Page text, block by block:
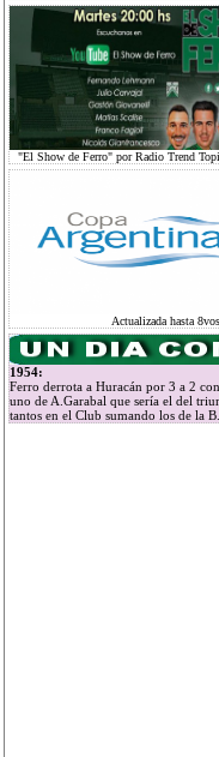
"El Show de Ferro" por Radio Trend
Actualizada hasta
1954:
Ferro derrota a Huracán por 3 a 2
uno de A.Garabal que sería el del
tantos en el Club sumando los de la B.